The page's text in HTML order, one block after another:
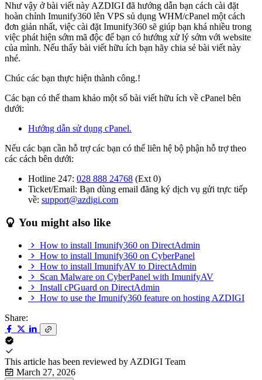
Như vậy ở bài viết này AZDIGI đã hướng dẫn bạn cách cài đặt
hoàn chỉnh Imunify360 lên VPS sủ dụng WHM/cPanel một cách
đơn giản nhất, việc cài đặt Imunify360 sẽ giúp bạn khá nhiều trong
việc phát hiện sớm mã độc để bạn có hướng xử lý sớm với website
của mình. Nếu thấy bài viết hữu ích bạn hãy chia sẻ bài viết này
nhé.
Chúc các bạn thực hiện thành công.!
Các bạn có thể tham khảo một số bài viết hữu ích về cPanel bên
dưới:
Hướng dẫn sử dụng cPanel.
Nếu các bạn cần hỗ trợ các bạn có thể liên hệ bộ phận hỗ trợ theo
các cách bên dưới:
Hotline 247: 028 888 24768 (Ext 0)
Ticket/Email: Bạn dùng email đăng ký dịch vụ gửi trực tiếp
về: support@azdigi.com
You might also like
How to install Imunify360 on DirectAdmin
How to install Imunify360 on CyberPanel
How to install ImunifyAV to DirectAdmin
Scan Malware on CyberPanel with ImunifyAV
Install cPGuard on DirectAdmin
How to use the Imunify360 feature on hosting AZDIGI
Share:
This article has been reviewed by AZDIGI Team
March 27, 2026